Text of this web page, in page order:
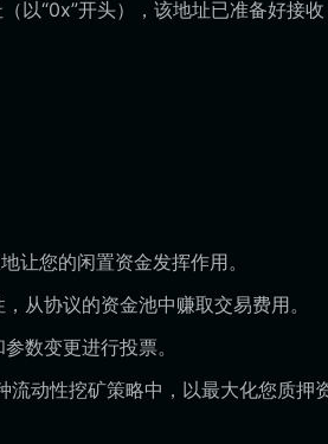
以“0x”开头），该地址已准备好接收
让您的闲置资金发挥作用。
从协议的资金池中赚取交易费用。
数变更进行投票。
动性挖矿策略中，以最大化您质押